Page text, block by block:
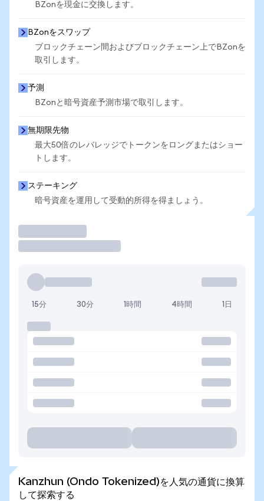
BZonを現金に交換します。
BZonをスワップ
ブロックチェーン間およびブロックチェーン上でBZonを
取引します。
予測
BZonと暗号資産予測市場で取引します。
無期限先物
最大50倍のレバレッジでトークンをロングまたはショー
トします。
ステーキング
暗号資産を運用して受動的所得を得ましょう。
15分 30分 1時間 4時間 1日
Kanzhun (Ondo Tokenized)を人気の通貨に換算
して探索する